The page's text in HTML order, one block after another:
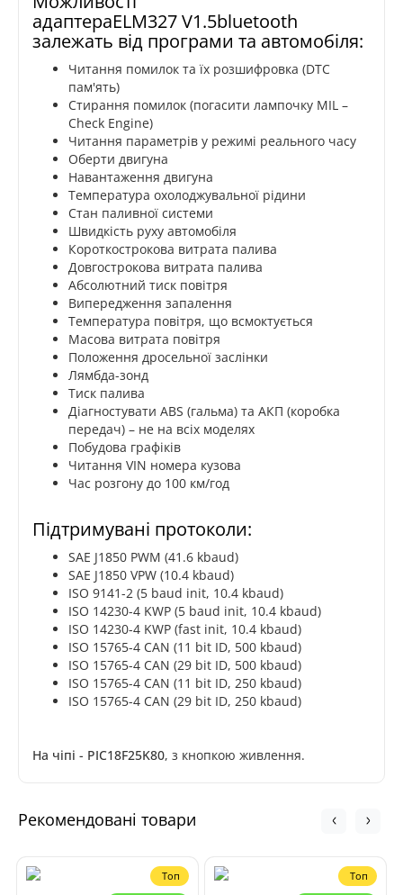
адаптераELM327 V1.5bluetooth
залежать від програми та автомобіля:
Читання помилок та їх розшифровка (DTC
пам'ять)
Стирання помилок (погасити лампочку MIL –
Check Engine)
Читання параметрів у режимі реального часу
Оберти двигуна
Навантаження двигуна
Температура охолоджувальної рідини
Стан паливної системи
Швидкість руху автомобіля
Короткострокова витрата палива
Довгострокова витрата палива
Абсолютний тиск повітря
Випередження запалення
Температура повітря, що всмоктується
Масова витрата повітря
Положення дросельної заслінки
Лямбда-зонд
Тиск палива
Діагностувати ABS (гальма) та АКП (коробка
передач) – не на всіх моделях
Побудова графіків
Читання VIN номера кузова
Час розгону до 100 км/год
Підтримувані протоколи:
SAE J1850 PWM (41.6 kbaud)
SAE J1850 VPW (10.4 kbaud)
ISO 9141-2 (5 baud init, 10.4 kbaud)
ISO 14230-4 KWP (5 baud init, 10.4 kbaud)
ISO 14230-4 KWP (fast init, 10.4 kbaud)
ISO 15765-4 CAN (11 bit ID, 500 kbaud)
ISO 15765-4 CAN (29 bit ID, 500 kbaud)
ISO 15765-4 CAN (11 bit ID, 250 kbaud)
ISO 15765-4 CAN (29 bit ID, 250 kbaud)
На чіпі - PIC18F25K80, з кнопкою живлення.
Рекомендовані товари
Топ
Топ